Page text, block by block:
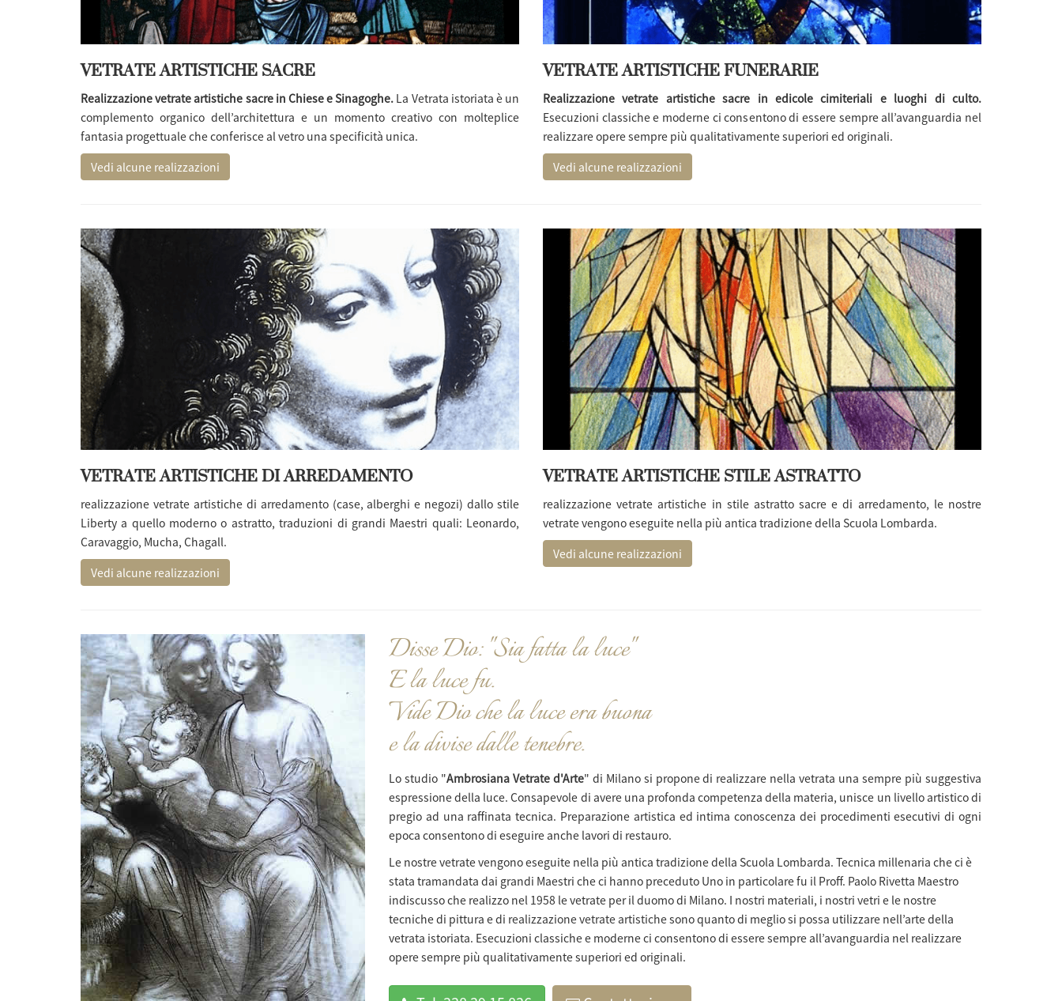
VETRATE ARTISTICHE SACRE
Realizzazione vetrate artistiche sacre in Chiese e Sinagoghe. La Vetrata istoriata è un
complemento organico dell’architettura e un momento creativo con molteplice
fantasia progettuale che conferisce al vetro una specificità unica.
Vedi alcune realizzazioni
VETRATE ARTISTICHE FUNERARIE
Realizzazione vetrate artistiche sacre in edicole cimiteriali e luoghi di culto.
Esecuzioni classiche e moderne ci consentono di essere sempre all’avanguardia nel
realizzare opere sempre più qualitativamente superiori ed originali.
Vedi alcune realizzazioni
VETRATE ARTISTICHE DI ARREDAMENTO
realizzazione vetrate artistiche di arredamento (case, alberghi e negozi) dallo stile
Liberty a quello moderno o astratto, traduzioni di grandi Maestri quali: Leonardo,
Caravaggio, Mucha, Chagall.
Vedi alcune realizzazioni
VETRATE ARTISTICHE STILE ASTRATTO
realizzazione vetrate artistiche in stile astratto sacre e di arredamento, le nostre
vetrate vengono eseguite nella più antica tradizione della Scuola Lombarda.
Vedi alcune realizzazioni
Disse Dio: "Sia fatta la luce"
E la luce fu.
Vide Dio che la luce era buona
e la divise dalle tenebre.
Lo studio "Ambrosiana Vetrate d'Arte" di Milano si propone di realizzare nella vetrata una sempre più suggestiva
espressione della luce. Consapevole di avere una profonda competenza della materia, unisce un livello artistico di
pregio ad una raffinata tecnica. Preparazione artistica ed intima conoscenza dei procedimenti esecutivi di ogni
epoca consentono di eseguire anche lavori di restauro.
Le nostre vetrate vengono eseguite nella più antica tradizione della Scuola Lombarda. Tecnica millenaria che ci è
stata tramandata dai grandi Maestri che ci hanno preceduto Uno in particolare fu il Proff. Paolo Rivetta Maestro
indiscusso che realizzo nel 1958 le vetrate per il duomo di Milano. I nostri materiali, i nostri vetri e le nostre
tecniche di pittura e di realizzazione vetrate artistichesono quanto di meglio si possa utilizzare nell’arte della
vetrata istoriata. Esecuzioni classiche e moderne ci consentono di essere sempre all’avanguardia nel realizzare
opere sempre più qualitativamente superiori ed originali.